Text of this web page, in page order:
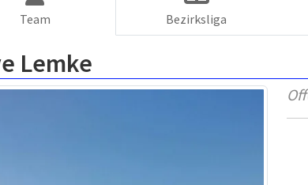
Team Bezirksliga
Lemke